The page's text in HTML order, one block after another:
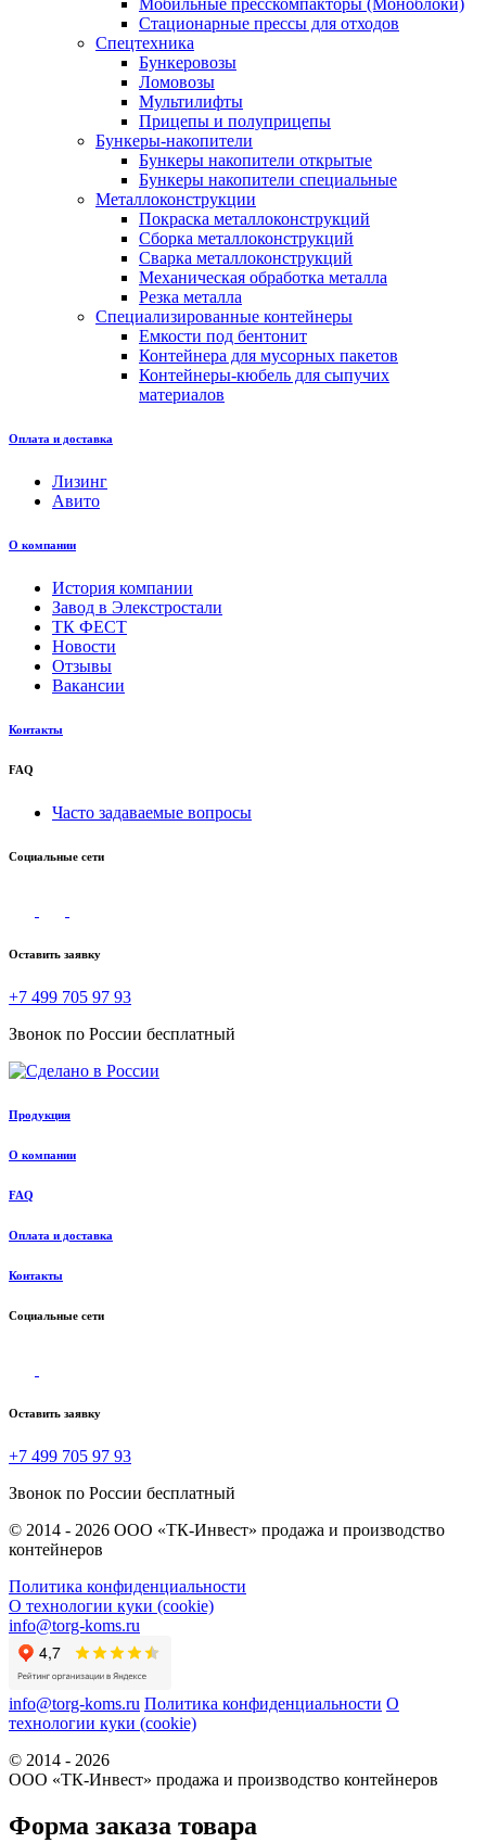
Мобильные пресскомпакторы (Моноблоки)
Стационарные прессы для отходов
Спецтехника
Бункеровозы
Ломовозы
Мультилифты
Прицепы и полуприцепы
Бункеры-накопители
Бункеры накопители открытые
Бункеры накопители специальные
Металлоконструкции
Покраска металлоконструкций
Сборка металлоконструкций
Сварка металлоконструкций
Механическая обработка металла
Резка металла
Специализированные контейнеры
Емкости под бентонит
Контейнера для мусорных пакетов
Контейнеры-кюбель для сыпучих
материалов
Оплата и доставка
Лизинг
Авито
О компании
История компании
Завод в Элекстростали
ТК ФЕСТ
Новости
Отзывы
Вакансии
Контакты
FAQ
Часто задаваемые вопросы
Социальные сети
Оставить заявку
+7 499 705 97 93
Звонок по России бесплатный
Продукция
О компании
FAQ
Оплата и доставка
Контакты
Социальные сети
Оставить заявку
+7 499 705 97 93
Звонок по России бесплатный
© 2014 - 2026 ООО «ТК-Инвест» продажа и производство
контейнеров
Политика конфиденциальности
О технологии куки (cookie)
info@torg-koms.ru
info@torg-koms.ru Политика конфиденциальности О
технологии куки (cookie)
© 2014 - 2026
ООО «ТК-Инвест» продажа и производство контейнеров
Форма заказа товара